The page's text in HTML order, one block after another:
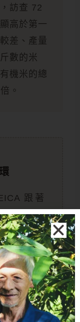
，訪查 72
高於第一
差、產量
數的米
機米的總
。
跟著
稻，並於
一塊 2 分
種下的水
植友善米
螺，是真
種田日記